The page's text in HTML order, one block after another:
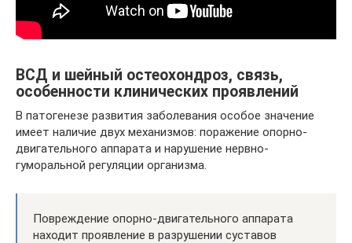
ВСД и шейный остеохондроз, связь,
особенности клинических проявлений
В патогенезе развития заболевания особое значение
имеет наличие двух механизмов: поражение опорно-
двигательного аппарата и нарушение нервно-
гуморальной регуляции организма.
Повреждение опорно-двигательного аппарата
находит проявление в разрушении суставов